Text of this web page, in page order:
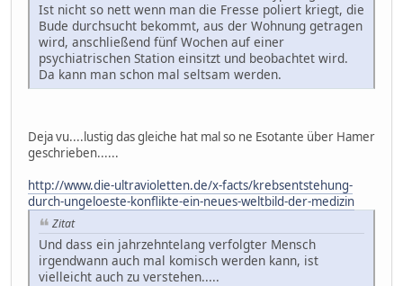
Ist nicht so nett wenn man die Fresse poliert kriegt, die
Bude durchsucht bekommt, aus der Wohnung getragen
wird, anschließend fünf Wochen auf einer
psychiatrischen Station einsitzt und beobachtet wird.
Da kann man schon mal seltsam werden.
Deja vu....lustig das gleiche hat mal so ne Esotante über Hamer
geschrieben......
http://www.die-ultravioletten.de/x-facts/krebsentstehung-
durch-ungeloeste-konflikte-ein-neues-weltbild-der-medizin
Zitat
Und dass ein jahrzehntelang verfolgter Mensch
irgendwann auch mal komisch werden kann, ist
vielleicht auch zu verstehen.....